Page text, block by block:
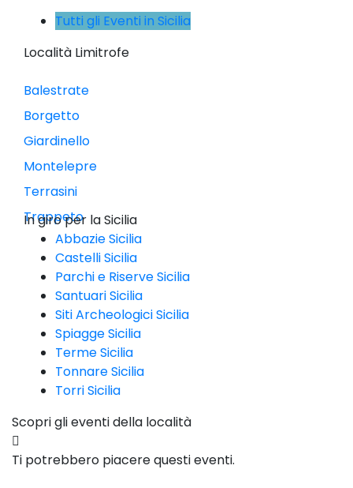
Tutti gli Eventi in Sicilia
Località Limitrofe
Balestrate
Borgetto
Giardinello
Montelepre
Terrasini
Trappeto
In giro per la Sicilia
Abbazie Sicilia
Castelli Sicilia
Parchi e Riserve Sicilia
Santuari Sicilia
Siti Archeologici Sicilia
Spiagge Sicilia
Terme Sicilia
Tonnare Sicilia
Torri Sicilia
Scopri gli eventi della località
Ti potrebbero piacere questi eventi.